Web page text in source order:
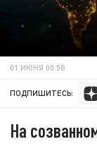
01 ИЮНЯ 00:58
ПОДПИШИТЕСЬ:
На